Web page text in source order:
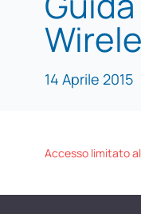
14 Aprile 2015
Accesso limitato